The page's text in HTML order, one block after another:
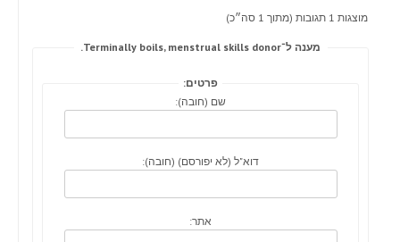
מוצגות 1 תגובות (מתוך 1 סה״כ)
מענה ל־Terminally boils, menstrual skills donor.
פרטים:
שם (חובה):
דוא"ל (לא יפורסם) (חובה):
אתר: